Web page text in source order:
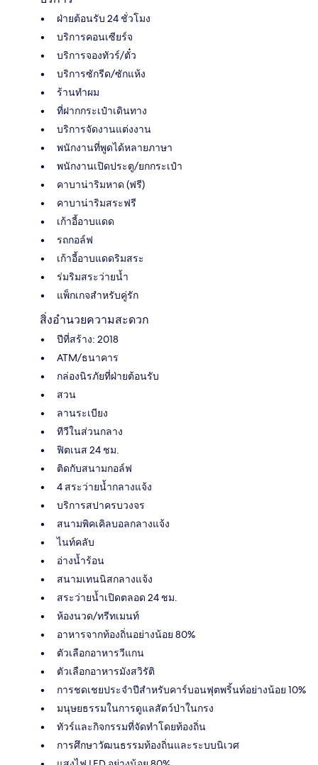
ฝ่ายต้อนรับ 24 ชั่วโมง
บริการคอนเซียร์จ
บริการจองทัวร์/ตั๋ว
บริการซักรีด/ซักแห้ง
ร้านทำผม
ที่ฝากกระเป๋าเดินทาง
บริการจัดงานแต่งงาน
พนักงานที่พูดได้หลายภาษา
พนักงานเปิดประตู/ยกกระเป๋า
คาบาน่าริมหาด (ฟรี)
คาบาน่าริมสระฟรี
เก้าอี้อาบแดด
รถกอล์ฟ
เก้าอี้อาบแดดริมสระ
ร่มริมสระว่ายน้ำ
แพ็กเกจสำหรับคู่รัก
สิ่งอำนวยความสะดวก
ปีที่สร้าง: 2018
ATM/ธนาคาร
กล่องนิรภัยที่ฝ่ายต้อนรับ
สวน
ลานระเบียง
ทีวีในส่วนกลาง
ฟิตเนส 24 ชม.
ติดกับสนามกอล์ฟ
4 สระว่ายน้ำกลางแจ้ง
บริการสปาครบวงจร
สนามพิคเคิลบอลกลางแจ้ง
ไนท์คลับ
อ่างน้ำร้อน
สนามเทนนิสกลางแจ้ง
สระว่ายน้ำเปิดตลอด 24 ชม.
ห้องนวด/ทรีทเมนท์
อาหารจากท้องถิ่นอย่างน้อย 80%
ตัวเลือกอาหารวีแกน
ตัวเลือกอาหารมังสวิรัติ
การชดเชยประจำปีสำหรับคาร์บอนฟุตพริ้นท์อย่างน้อย 10%
มนุษยธรรมในการดูแลสัตว์ป่าในกรง
ทัวร์และกิจกรรมที่จัดทำโดยท้องถิ่น
การศึกษาวัฒนธรรมท้องถิ่นและระบบนิเวศ